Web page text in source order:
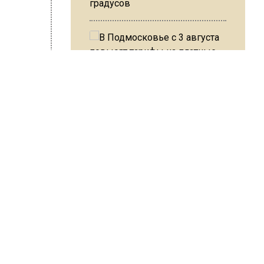
градусов